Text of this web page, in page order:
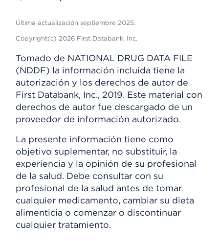
Última actualización septiembre 2025.
Copyright(c) 2026 First Databank, Inc.
Tomado de NATIONAL DRUG DATA FILE
(NDDF) la información incluida tiene la
autorización y los derechos de autor de
First Databank, Inc., 2019. Este material con
derechos de autor fue descargado de un
proveedor de información autorizado.
La presente información tiene como
objetivo suplementar, no substituir, la
experiencia y la opinión de su profesional
de la salud. Debe consultar con su
profesional de la salud antes de tomar
cualquier medicamento, cambiar su dieta
alimenticia o comenzar o discontinuar
cualquier tratamiento.